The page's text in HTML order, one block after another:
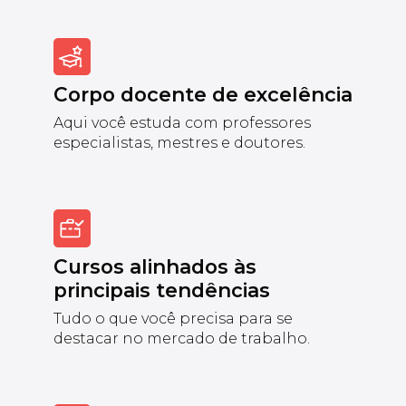
Corpo docente de excelência
Aqui você estuda com professores
especialistas, mestres e doutores.
Cursos alinhados às
principais tendências
Tudo o que você precisa para se
destacar no mercado de trabalho.